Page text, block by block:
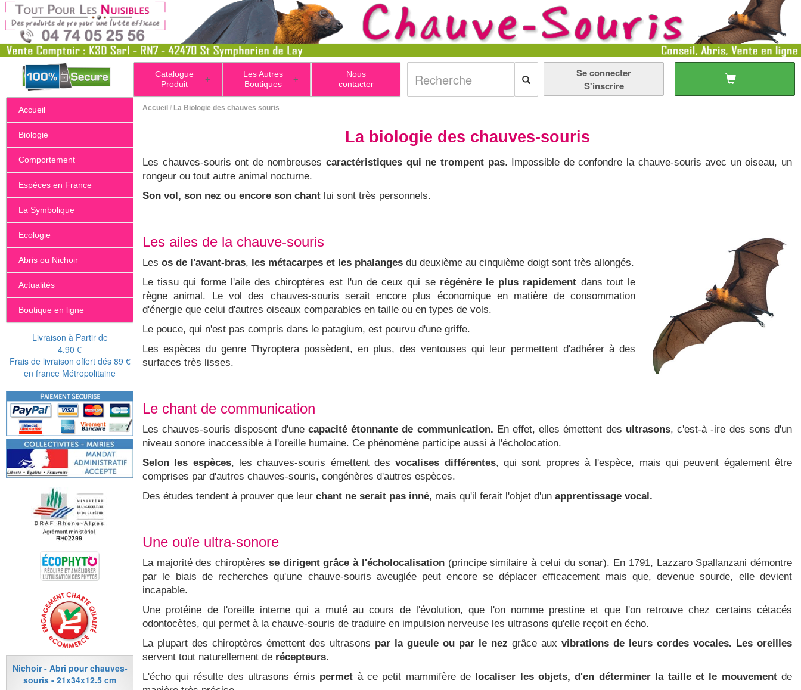
+
Catalogue
Produit
+
Les Autres
Boutiques
Nous
contacter
Se connecter
S'inscrire
Accueil
Biologie
Comportement
Espèces en France
La Symbolique
Ecologie
Abris ou Nichoir
Actualités
Boutique en ligne
Livraison à Partir de
4.90 €
Frais de livraison offert dés 89 €
en france Métropolitaine
Nichoir - Abri pour chauves-
souris - 21x34x12.5 cm
Accueil / La Biologie des chauves souris
La biologie des chauves-souris
Les chauves-souris ont de nombreusescaractéristiques qui ne trompent pas. Impossible de confondre la chauve-souris avec un oiseau, un
rongeur ou tout autre animal nocturne.
Son vol, son nez ou encore son chant lui sont très personnels.
Les ailes de la chauve-souris
Les os de l'avant-bras, les métacarpes et les phalanges du deuxième au cinquième doigt sont très allongés.
Le tissu qui forme l'aile des chiroptères est l'un de ceux qui se régénère le plus rapidement dans tout le
règne animal. Le vol des chauves-souris serait encore plus économique en matière de consommation
d'énergie que celui d'autres oiseaux comparables en taille ou en types de vols.
Le pouce, qui n'est pas compris dans le patagium, est pourvu d'une griffe.
Les espèces du genre Thyroptera possèdent, en plus, des ventouses qui leur permettent d'adhérer à des
surfaces très lisses.
Le chant de communication
Les chauves-souris disposent d'unecapacité étonnante de communication. En effet, elles émettent des ultrasons, c'est-à -ire des sons d'un
niveau sonore inaccessible à l'oreille humaine. Ce phénomène participe aussi à l'écholocation.
Selon les espèces, les chauves-souris émettent desvocalises différentes, qui sont propres à l'espèce, mais qui peuvent également être
comprises par d'autres chauves-souris, congénères d'autres espèces.
Des études tendent à prouver que leur chant ne serait pas inné, mais qu'il ferait l'objet d'un apprentissage vocal.
Une ouïe ultra-sonore
La majorité des chiroptères se dirigent grâce à l'écholocalisation(principe similaire à celui du sonar). En 1791, Lazzaro Spallanzani démontre
par le biais de recherches qu'une chauve-souris aveuglée peut encore se déplacer efficacement mais que, devenue sourde, elle devient
incapable.
Une protéine de l'oreille interne qui a muté au cours de l'évolution, que l'on nomme prestine et que l'on retrouve chez certains cétacés
odontocètes, qui permet à la chauve-souris de traduire en impulsion nerveuse les ultrasons qu'elle reçoit en écho.
La plupart des chiroptères émettent des ultrasons par la gueule ou par le nez grâce aux vibrations de leurs cordes vocales. Les oreilles
servent tout naturellement de récepteurs.
L'écho qui résulte des ultrasons émis permet à ce petit mammifère de localiser les objets, d'en déterminer la taille et le mouvementde